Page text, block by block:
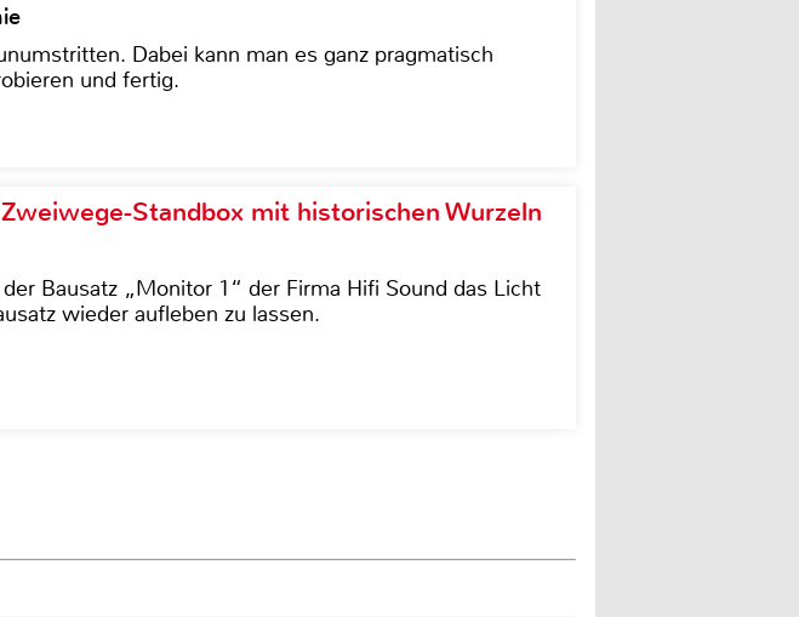
Dabei kann man es ganz pragmatisch
und fertig.
Standbox mit historischen Wurzeln
Bausatz „Monitor 1“ der Firma Hifi Sound das Licht
wieder aufleben zu lassen.